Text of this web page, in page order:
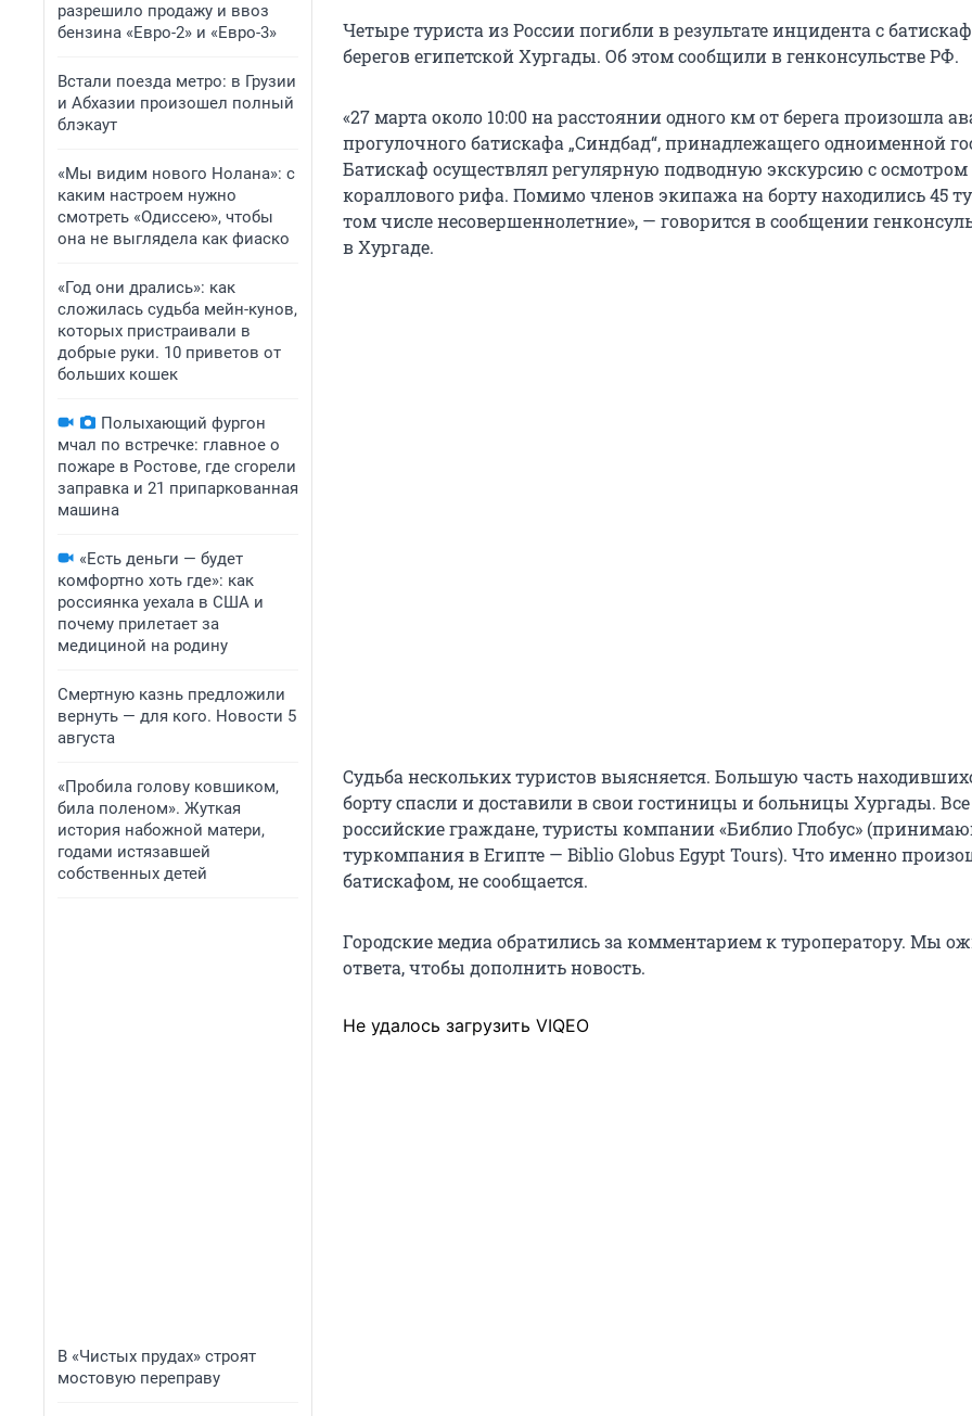
разрешило продажу и ввоз
бензина «Евро-2» и «Евро-3»
Встали поезда метро: в Грузии
и Абхазии произошел полный
блэкаут
«Мы видим нового Нолана»: с
каким настроем нужно
смотреть «Одиссею», чтобы
она не выглядела как фиаско
«Год они дрались»: как
сложилась судьба мейн-кунов,
которых пристраивали в
добрые руки. 10 приветов от
больших кошек
Полыхающий фургон
мчал по встречке: главное о
пожаре в Ростове, где сгорели
заправка и 21 припаркованная
машина
«Есть деньги — будет
комфортно хоть где»: как
россиянка уехала в США и
почему прилетает за
медициной на родину
Смертную казнь предложили
вернуть — для кого. Новости 5
августа
«Пробила голову ковшиком,
била поленом». Жуткая
история набожной матери,
годами истязавшей
собственных детей
В «Чистых прудах» строят
мостовую переправу
Четыре туриста из России погибли в результате инцидента с
берегов египетской Хургады. Об этом сообщили в генконсульстве РФ.
«27 марта около 10:00 на расстоянии одного км от берега произошла
прогулочного батискафа „Синдбад“, принадлежащего одноименной
Батискаф осуществлял регулярную подводную экскурсию с осмотром
кораллового рифа. Помимо членов экипажа на борту находились 45
том числе несовершеннолетние», — говорится в сообщении
в Хургаде.
Судьба нескольких туристов выясняется. Большую часть
борту спасли и доставили в свои гостиницы и больницы Хургады.
российские граждане, туристы компании «Библио Глобус»
туркомпания в Египте — Biblio Globus Egypt Tours). Что именно
батискафом, не сообщается.
Городские медиа обратились за комментарием к туроператору. Мы
ответа, чтобы дополнить новость.
Не удалось загрузить VIQEO